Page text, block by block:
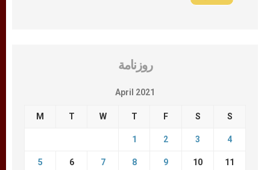
روزنامة
April 2021
M T W T F S S
1 2 3 4
5 6 7 8 9 10 11